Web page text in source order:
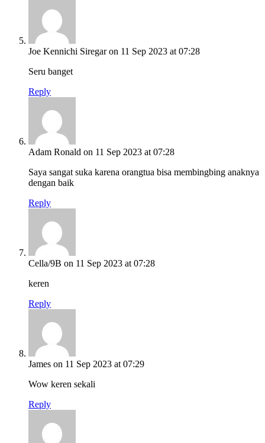
Joe Kennichi Siregar on 11 Sep 2023 at 07:28
Seru banget
Reply
Adam Ronald on 11 Sep 2023 at 07:28
Saya sangat suka karena orangtua bisa membingbing anaknya
dengan baik
Reply
Cella/9B on 11 Sep 2023 at 07:28
keren
Reply
James on 11 Sep 2023 at 07:29
Wow keren sekali
Reply